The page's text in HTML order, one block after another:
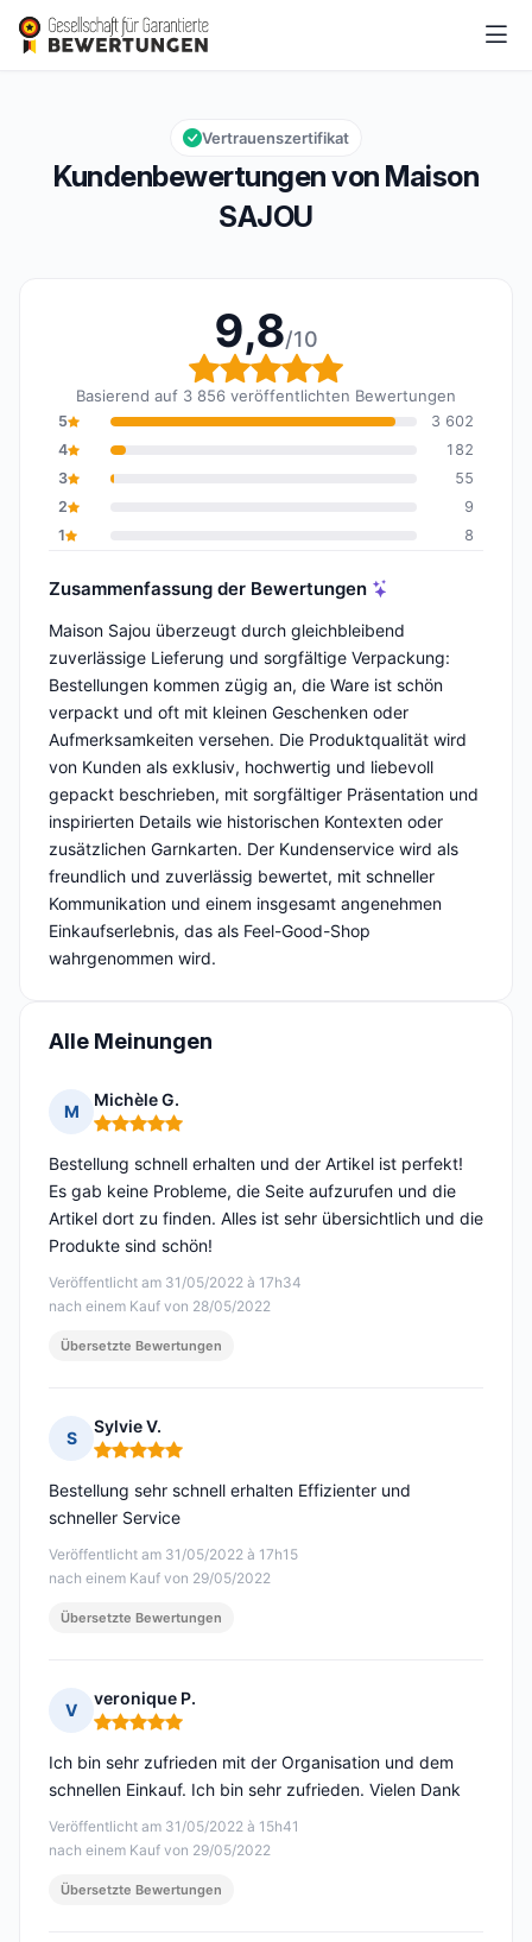
Maison SAJOU
Gesamtbewertung: 9,8 von 10
9,8/10
Kundenbewertungen von Maison
SAJOU
Vertrauenszertifikat
9,8/10
Gesamtbewertung: 9,8
Basierend auf 3 856 veröffentlichten Bewertungen
5
3 602
4
182
3
55
2
9
1
8
Zusammenfassung der Bewertungen
Maison Sajou überzeugt durch gleichbleibend
zuverlässige Lieferung und sorgfältige Verpackung:
Bestellungen kommen zügig an, die Ware ist schön
verpackt und oft mit kleinen Geschenken oder
Aufmerksamkeiten versehen. Die Produktqualität wird
von Kunden als exklusiv, hochwertig und liebevoll
gepackt beschrieben, mit sorgfältiger Präsentation und
inspirierten Details wie historischen Kontexten oder
zusätzlichen Garnkarten. Der Kundenservice wird als
freundlich und zuverlässig bewertet, mit schneller
Kommunikation und einem insgesamt angenehmen
Einkaufserlebnis, das als Feel-Good-Shop
wahrgenommen wird.
Alle Meinungen
M
Michèle G.
Hinweis: 5 von 5
Veröffentlicht am 31/05/2022 à 17h34
nach einem Kauf von 28/05/2022
Bestellung schnell erhalten und der Artikel ist perfekt!
Es gab keine Probleme, die Seite aufzurufen und die
Artikel dort zu finden. Alles ist sehr übersichtlich und die
Produkte sind schön!
Übersetzte Bewertungen
S
Sylvie V.
Hinweis: 5 von 5
Veröffentlicht am 31/05/2022 à 17h15
nach einem Kauf von 29/05/2022
Bestellung sehr schnell erhalten Effizienter und
schneller Service
Übersetzte Bewertungen
V
veronique P.
Hinweis: 5 von 5
Veröffentlicht am 31/05/2022 à 15h41
nach einem Kauf von 29/05/2022
Ich bin sehr zufrieden mit der Organisation und dem
schnellen Einkauf. Ich bin sehr zufrieden. Vielen Dank
Übersetzte Bewertungen